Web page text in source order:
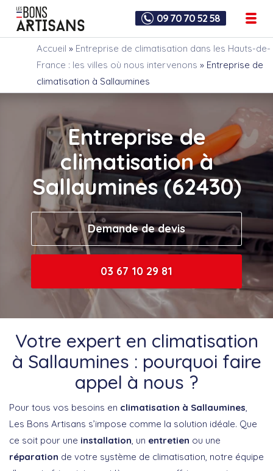
09 70 70 52 58
Accueil » Entreprise de climatisation dans les Hauts-de-
France : les villes où nous intervenons » Entreprise de
climatisation à Sallaumines
Entreprise de
climatisation à
Sallaumines (62430)
Demande de devis
03 67 10 29 81
Votre expert en climatisation
à Sallaumines : pourquoi faire
appel à nous ?
Pour tous vos besoins en climatisation à Sallaumines
Les Bons Artisans s’impose comme la solution idéale. Que
ce soit pour une installation , un entretien ou une
réparation de votre système de climatisation, notre équipe